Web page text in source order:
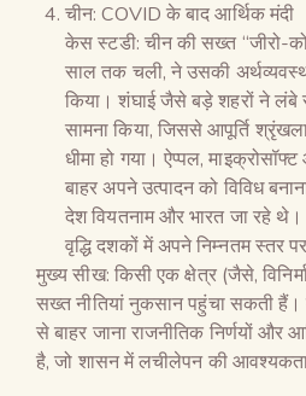
चीन: COVID के बाद आर्थिक मंदी
केस स्टडी: चीन की सख्त “जीरो-
साल तक चली, ने उसकी
किया। शंघाई जैसे बड़े शहरों ने
सामना किया, जिससे आपूर्ति
धीमा हो गया। ऐप्पल,
बाहर अपने उत्पादन को विविध
देश वियतनाम और भारत जा रहे
वृद्धि दशकों में अपने निम्नतम स्तर
मुख्य सीख: किसी एक क्षेत्र (जैसे,
सख्त नीतियां नुकसान पहुंचा सकती हैं।
से बाहर जाना राजनीतिक निर्णयों और
है, जो शासन में लचीलेपन की